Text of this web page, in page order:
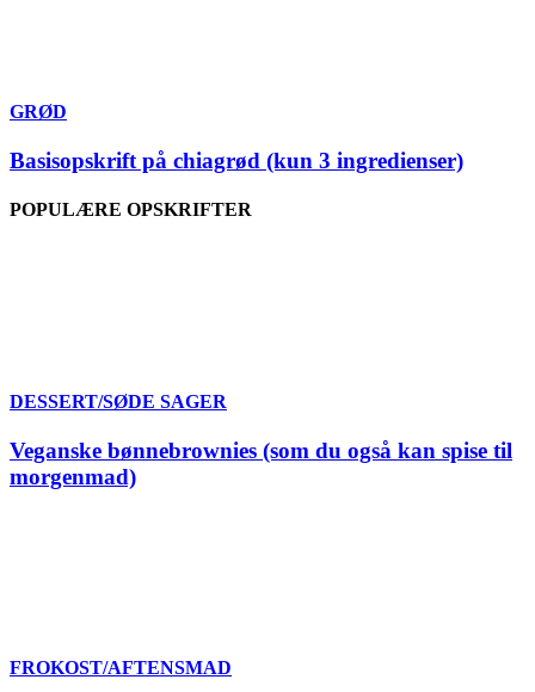
GRØD
Basisopskrift på chiagrød (kun 3 ingredienser)
POPULÆRE OPSKRIFTER
DESSERT/SØDE SAGER
Veganske bønnebrownies (som du også kan spise til
morgenmad)
FROKOST/AFTENSMAD